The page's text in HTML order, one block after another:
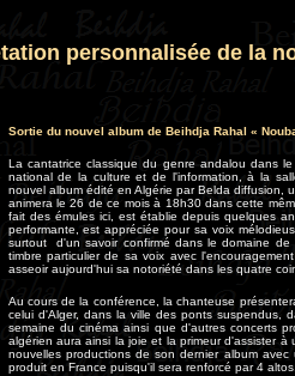
personnalisée de la
Sortie du nouvel album de Beihdja Rahal «
La cantatrice classique du genre andalou dans
national de la culture et de l'information, à la
nouvel album édité en Algérie par Belda
animera le 26 de ce mois à 18h30 dans cette
fait des émules ici, est établie depuis quelques
performante, est appréciée pour sa voix
surtout d'un savoir confirmé dans le domaine
timbre particulier de sa voix avec
asseoir aujourd'hui sa notoriété dans les quatre
Au cours de la conférence, la chanteuse
celui d'Alger, dans la ville des ponts suspendus,
semaine du cinéma ainsi que d'autres concerts
algérien aura ainsi la joie et la primeur d'assister
nouvelles productions de son dernier album
produit en France puisqu'il sera renforcé par 4